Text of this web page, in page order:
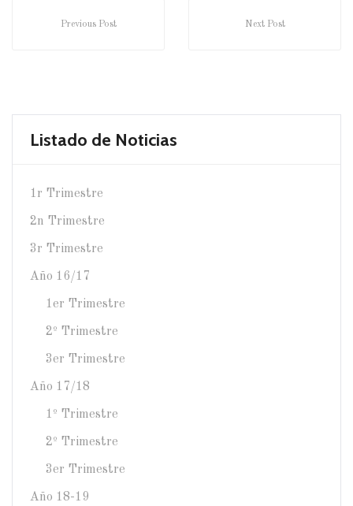
Previous Post Next Post
Listado de Noticias
1r Trimestre
2n Trimestre
3r Trimestre
Año 16/17
1er Trimestre
2º Trimestre
3er Trimestre
Año 17/18
1º Trimestre
2º Trimestre
3er Trimestre
Año 18-19